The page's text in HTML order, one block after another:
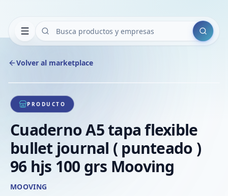
Buscar
Volver al marketplace
1/1
PRODUCTO
Cuaderno A5 tapa flexible
bullet journal ( punteado )
96 hjs 100 grs Mooving
MOOVING